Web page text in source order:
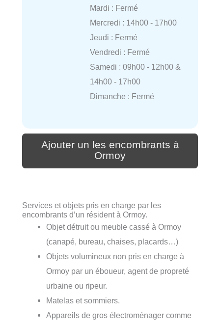
Mardi : Fermé
Mercredi : 14h00 - 17h00
Jeudi : Fermé
Vendredi : Fermé
Samedi : 09h00 - 12h00 &
14h00 - 17h00
Dimanche : Fermé
Ajouter un les encombrants à
Ormoy
Services et objets pris en charge par les
encombrants d’un résident à Ormoy.
Objet détruit ou meuble cassé à Ormoy
(canapé, bureau, chaises, placards…)
Objets volumineux non pris en charge à
Ormoy par un éboueur, agent de propreté
urbaine ou ripeur.
Matelas et sommiers.
Appareils de gros électroménager comme